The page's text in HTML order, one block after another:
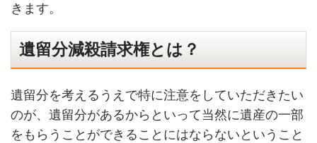
きます。
遺留分減殺請求権とは？
遺留分を考えるうえで特に注意をしていただきたい
のが、遺留分があるからといって当然に遺産の一部
をもらうことができることにはならないということ